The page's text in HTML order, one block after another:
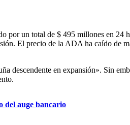
por un total de $ 495 millones en 24
El precio de la ADA ha caído de
descendente en expansión». Sin
del auge bancario